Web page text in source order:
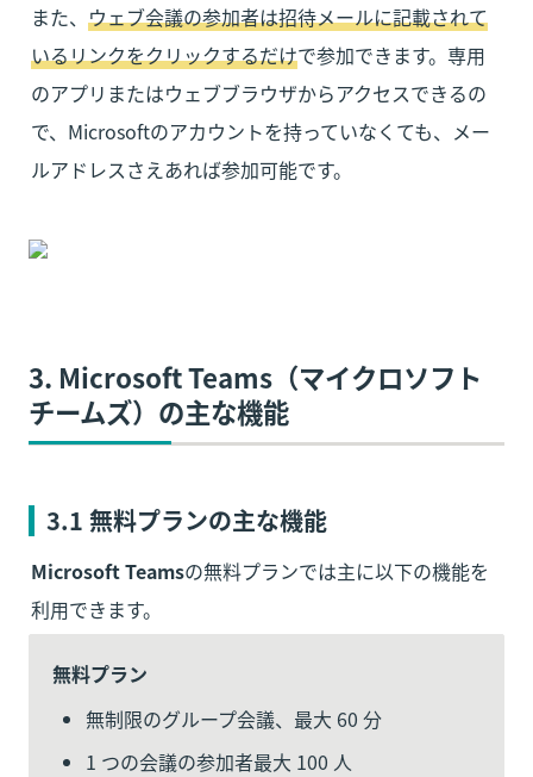
また、 ウェブ会議の参加者は招待メールに記載されて
いるリンクをクリックするだけで参加できます。専用
のアプリまたはウェブブラウザからアクセスできるの
で、Microsoftのアカウントを持っていなくても、メー
ルアドレスさえあれば参加可能です。
3. Microsoft Teams（マイクロソフト
チームズ）の主な機能
3.1 無料プランの主な機能
Microsoft Teamsの無料プランでは主に以下の機能を
利用できます。
無料プラン
無制限のグループ会議、最大 60 分
1 つの会議の参加者最大 100 人